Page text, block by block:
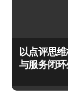
以点评思
与服务闭